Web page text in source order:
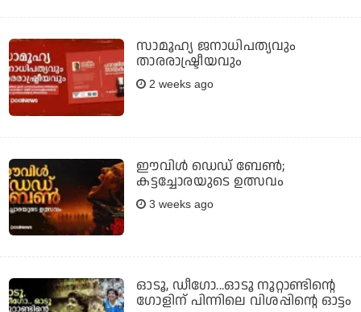
സാമൂഹ്യ ജനാധിപത്യവും
താരരാഷ്ട്രീയവും
2 weeks ago
ഈവിള്‍ ഡെഡ് ബേണ്‍;
കട്ടച്ചോരയുടെ ഉത്സവം
3 weeks ago
ഓടൂ, ഡീഗോ...ഓടൂ നൂറ്റാണ്ടിന്റെ
ഗോളിന് പിന്നിലെ വിശപ്പിന്റെ ഓട്ടം